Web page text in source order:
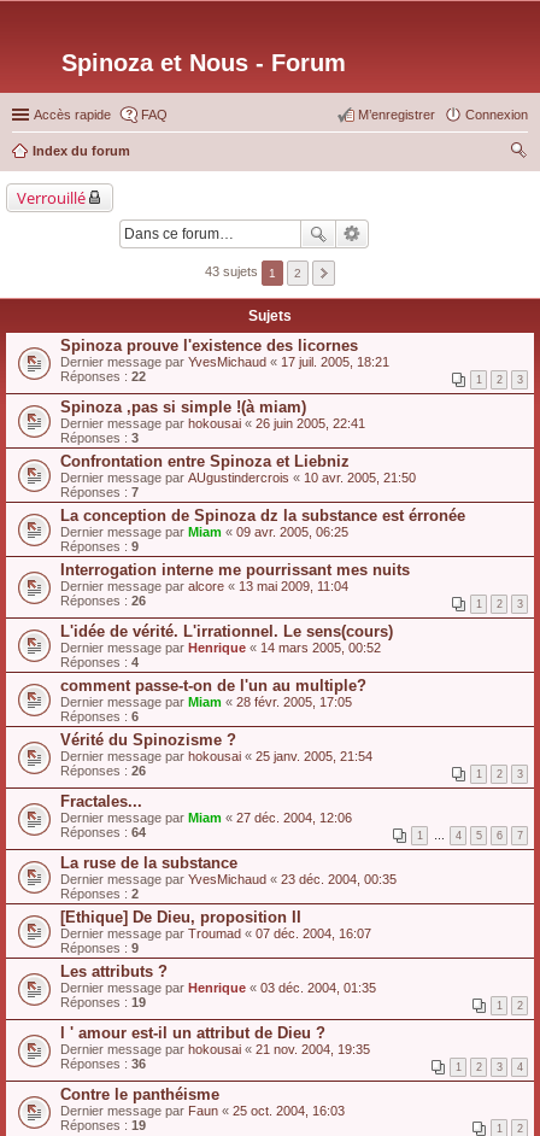
Spinoza et Nous - Forum
Accès rapide FAQ Connexion
M’enregistrer
Index du forum
Verrouillé
43 sujets 1 2
Sujets
Spinoza prouve l'existence des licornes
Dernier message par YvesMichaud « 17 juil. 2005, 18:21
Réponses : 22 1 2 3
Spinoza ,pas si simple !(à miam)
Dernier message par hokousai « 26 juin 2005, 22:41
Réponses : 3
Confrontation entre Spinoza et Liebniz
Dernier message par AUgustindercrois « 10 avr. 2005, 21:50
Réponses : 7
La conception de Spinoza dz la substance est érronée
Dernier message par Miam « 09 avr. 2005, 06:25
Réponses : 9
Interrogation interne me pourrissant mes nuits
Dernier message par alcore « 13 mai 2009, 11:04
Réponses : 26 1 2 3
L'idée de vérité. L'irrationnel. Le sens(cours)
Dernier message par Henrique « 14 mars 2005, 00:52
Réponses : 4
comment passe-t-on de l'un au multiple?
Dernier message par Miam « 28 févr. 2005, 17:05
Réponses : 6
Vérité du Spinozisme ?
Dernier message par hokousai « 25 janv. 2005, 21:54
Réponses : 26 1 2 3
Fractales...
Dernier message par Miam « 27 déc. 2004, 12:06
Réponses : 64 1 … 4 5 6 7
La ruse de la substance
Dernier message par YvesMichaud « 23 déc. 2004, 00:35
Réponses : 2
[Ethique] De Dieu, proposition II
Dernier message par Troumad « 07 déc. 2004, 16:07
Réponses : 9
Les attributs ?
Dernier message par Henrique « 03 déc. 2004, 01:35
Réponses : 19 1 2
l ' amour est-il un attribut de Dieu ?
Dernier message par hokousai « 21 nov. 2004, 19:35
Réponses : 36 1 2 3 4
Contre le panthéisme
Dernier message par Faun « 25 oct. 2004, 16:03
Réponses : 19 1 2